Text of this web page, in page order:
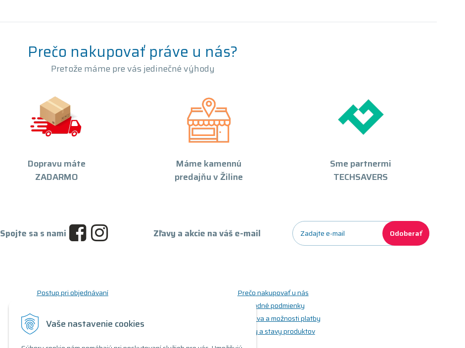
Vaše nastavenie cookies
Prečo nakupovať práve u nás?
Pretože máme pre vás jedinečné výhody
Dopravu máte
ZADARMO
Máme kamennú
predajňu v Žiline
Sme partnermi
TECHSAVERS
Spojte sa s nami Zľavy a akcie na váš e-mail Odoberať
Postup pri objednávaní
Reklamačný formulár
Odstúpenie od zmluvy (formulár)
Prečo nakupovať u nás
Obchodné podmienky
Doprava a možnosti platby
Triedy a stavy produktov